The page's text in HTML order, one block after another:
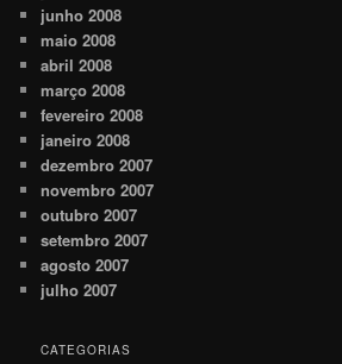
junho 2008
maio 2008
abril 2008
março 2008
fevereiro 2008
janeiro 2008
dezembro 2007
novembro 2007
outubro 2007
setembro 2007
agosto 2007
julho 2007
CATEGORIAS